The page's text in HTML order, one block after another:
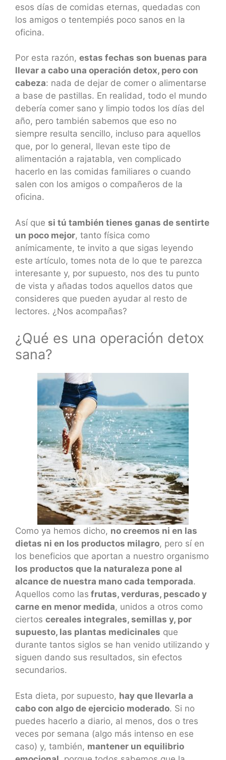
esos días de comidas eternas, quedadas con
los amigos o tentempiés poco sanos en la
oficina.
Por esta razón, estas fechas son buenas para
llevar a cabo una operación detox, pero con
cabeza: nada de dejar de comer o alimentarse
a base de pastillas. En realidad, todo el mundo
debería comer sano y limpio todos los días del
año, pero también sabemos que eso no
siempre resulta sencillo, incluso para aquellos
que, por lo general, llevan este tipo de
alimentación a rajatabla, ven complicado
hacerlo en las comidas familiares o cuando
salen con los amigos o compañeros de la
oficina.
Así que si tú también tienes ganas de sentirte
un poco mejor, tanto física como
anímicamente, te invito a que sigas leyendo
este artículo, tomes nota de lo que te parezca
interesante y, por supuesto, nos des tu punto
de vista y añadas todos aquellos datos que
consideres que pueden ayudar al resto de
lectores. ¿Nos acompañas?
¿Qué es una operación detox
sana?
Como ya hemos dicho, no creemos ni en las
dietas ni en los productos milagro, pero sí en
los beneficios que aportan a nuestro organismo
los productos que la naturaleza pone al
alcance de nuestra mano cada temporada.
Aquellos como las frutas, verduras, pescado y
carne en menor medida, unidos a otros como
ciertos cereales integrales, semillas y, por
supuesto, las plantas medicinales que
durante tantos siglos se han venido utilizando y
siguen dando sus resultados, sin efectos
secundarios.
Esta dieta, por supuesto, hay que llevarla a
cabo con algo de ejercicio moderado. Si no
puedes hacerlo a diario, al menos, dos o tres
veces por semana (algo más intenso en ese
caso) y, también, mantener un equilibrio